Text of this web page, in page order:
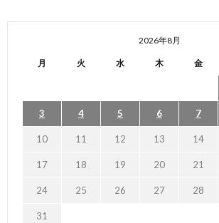
2026年8月
月 火 水 木 金
3 4 5 6 7
10 11 12 13 14
17 18 19 20 21
24 25 26 27 28
31